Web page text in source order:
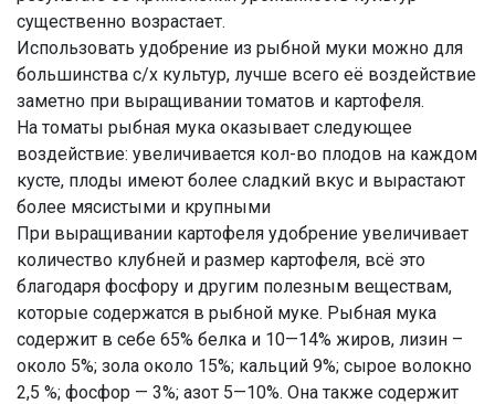
существенно возрастает.
Использовать удобрение из рыбной муки можно для
большинства с/х культур, лучше всего её воздействие
заметно при выращивании томатов и картофеля.
На томаты рыбная мука оказывает следующее
воздействие: увеличивается кол-во плодов на каждом
кусте, плоды имеют более сладкий вкус и вырастают
более мясистыми и крупными
При выращивании картофеля удобрение увеличивает
количество клубней и размер картофеля, всё это
благодаря фосфору и другим полезным веществам,
которые содержатся в рыбной муке. Рыбная мука
содержит в себе 65% белка и 10—14% жиров, лизин –
около 5%; зола около 15%; кальций 9%; сырое волокно
2,5 %; фосфор — 3%; азот 5—10%. Она также содержит